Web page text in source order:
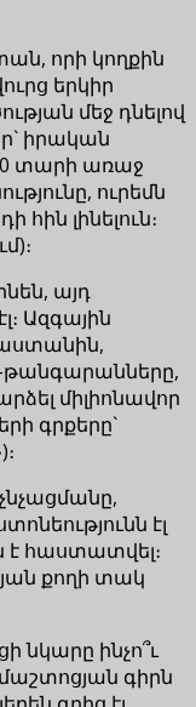
որի կողքին
երկիր
մեջ դնելով
իրական
տարի առաջ
ուրեմն
լինելուն։
այդ
Ազգային
միլիոնավոր
գրքերը`
էլ
է հաստատվել։
քողի տակ
նկարը ինչո՞ւ
գիրն